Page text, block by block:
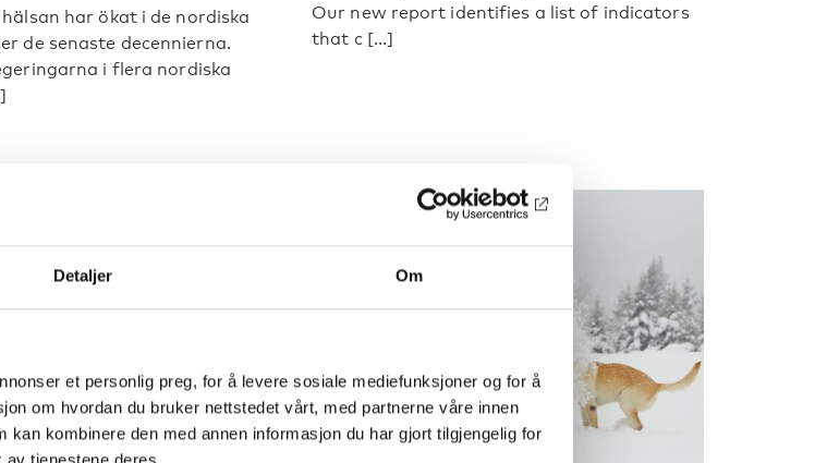
Detaljer Om
et personlig preg, for å levere sosiale mediefunksjoner og for å
om hvordan du bruker nettstedet vårt, med partnerne våre innen
kombinere den med annen informasjon du har gjort tilgjengelig for
tjenestene deres.
har ökat i de nordiska
de senaste decennierna.
i flera nordiska
Our new report identifies a list of indicators
that c [...]